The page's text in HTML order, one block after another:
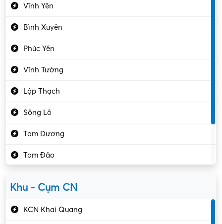
Kiểm soát chất lượng
Kỹ sư cơ khí
Kỹ sư điện
Vĩnh Yên
Bình Xuyên
Phúc Yên
Vĩnh Tường
Lập Thạch
Sông Lô
Tam Dương
Tam Đảo
Khu - Cụm CN
KCN Khai Quang